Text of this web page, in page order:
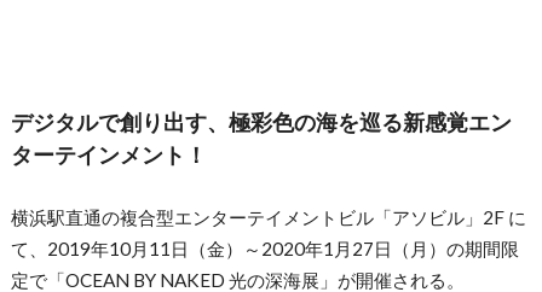
デジタルで創り出す、極彩色の海を巡る新感覚エン
ターテインメント！
横浜駅直通の複合型エンターテイメントビル「アソビル」2F に
て、2019年10月11日（金）～2020年1月27日（月）の期間限
定で「OCEAN BY NAKED 光の深海展」が開催される。